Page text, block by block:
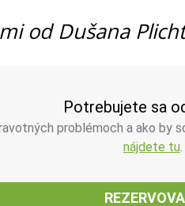
od Dušana
Potrebujete sa
problémoch a ako
nájdete tu